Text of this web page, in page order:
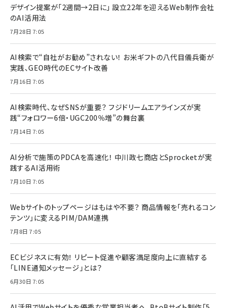
デザイン提案が「2週間→2日に」 設立22年を迎えるWeb制作会社
のAI活用法
7月28日 7:05
AI検索で“自社がお勧め”されない！ お米ギフトの八代目儀兵衛が
実践、GEO時代のECサイト改善
7月16日 7:05
AI検索時代、なぜSNSが重要？ フジドリームエアラインズが実
践“フォロワー6倍・UGC200％増”の舞台裏
7月14日 7:05
AI分析で施策のPDCAを高速化！ 中川政七商店とSprocketが実
践するAI活用術
7月10日 7:05
Webサイトのトップページはもはや不要？ 商品情報を「売れるコン
テンツ」に変えるPIM/DAM連携
7月8日 7:05
ECビジネスに有効！ リピート促進や顧客満足度向上に直結する
「LINE通知メッセージ」とは？
6月30日 7:05